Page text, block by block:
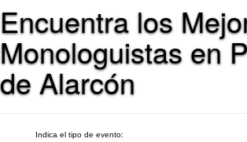
Encuentra los
Monologuistas en
de Alarcón
Indica el tipo de evento: